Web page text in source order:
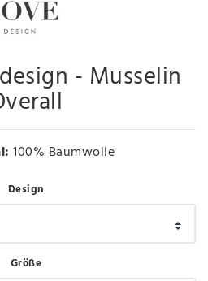
- Musselin
100% Baumwolle
Design
Größe